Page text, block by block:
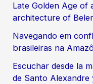
Late Golden Age of
architecture of
Navegando em
brasileiras na
Escuchar desde la
de Santo Alexandre